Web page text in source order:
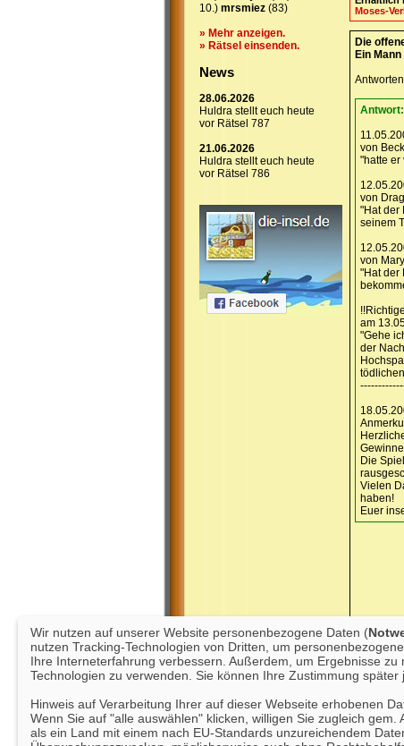
10.) mrsmiez(83)
» Mehr anzeigen.
» Rätsel einsenden.
News
28.06.2026
Huldra stellt euch heute
vor Rätsel 787
21.06.2026
Huldra stellt euch heute
vor Rätsel 786
Moses-
Die
Ein
von
"hatte er
von
"Hat der
seinem
von
"Hat der
am
"Gehe
der
Die
Vielen
haben!
Euer
Wir nutzen auf unserer Website personenbezogene Daten (
nutzen Tracking-Technologien von Dritten, um
Ihre Interneterfahrung verbessern. Außerdem, um Ergebnisse
Technologien zu verwenden. Sie können Ihre Zustimmung später
Hinweis auf Verarbeitung Ihrer auf dieser Webseite erhobenen
Wenn Sie auf "alle auswählen" klicken, willigen Sie zugleich
als ein Land mit einem nach EU-Standards unzureichendem